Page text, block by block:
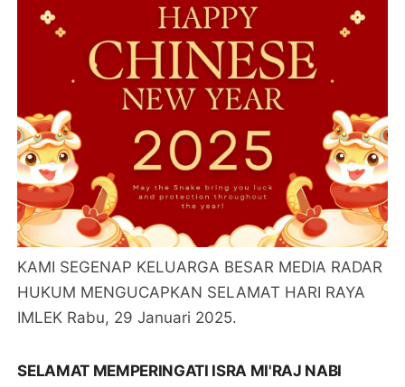
KAMI SEGENAP KELUARGA BESAR MEDIA RADAR
HUKUM MENGUCAPKAN SELAMAT HARI RAYA
IMLEK Rabu, 29 Januari 2025.
SELAMAT MEMPERINGATI ISRA MI'RAJ NABI